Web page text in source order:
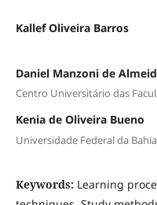
Kallef Oliveira Barros
Daniel Manzoni de
Centro Universitário das
Kenia de Oliveira Bueno
Universidade Federal da
Keywords: Learning